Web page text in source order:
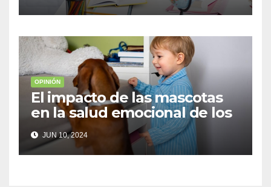
OPINIÓN
El impacto de las mascotas
en la salud emocional de los
niños
JUN 10, 2024